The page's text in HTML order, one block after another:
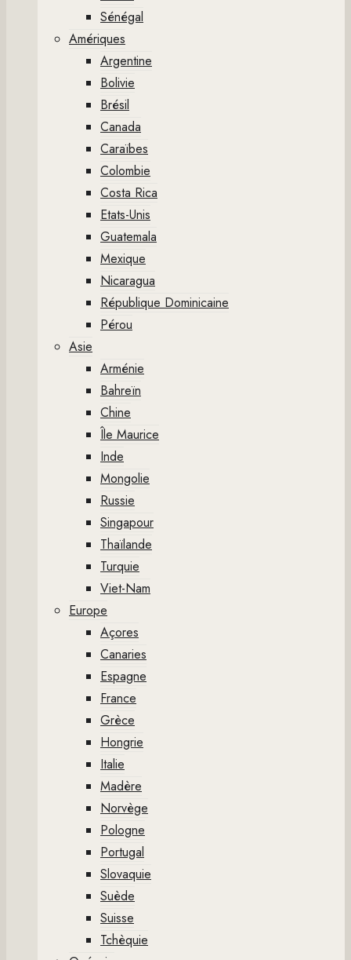
Sénégal
Amériques
Argentine
Bolivie
Brésil
Canada
Caraïbes
Colombie
Costa Rica
Etats-Unis
Guatemala
Mexique
Nicaragua
République Dominicaine
Pérou
Asie
Arménie
Bahreïn
Chine
Île Maurice
Inde
Mongolie
Russie
Singapour
Thaïlande
Turquie
Viet-Nam
Europe
Açores
Canaries
Espagne
France
Grèce
Hongrie
Italie
Madère
Norvège
Pologne
Portugal
Slovaquie
Suède
Suisse
Tchèquie